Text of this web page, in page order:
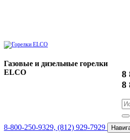
Газовые и дизельные горелки
ELCO
8
8
8-800-250-9329, (812) 929-7929